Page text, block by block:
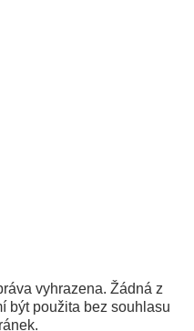
vyhrazena. Žádná z
být použita bez souhlasu